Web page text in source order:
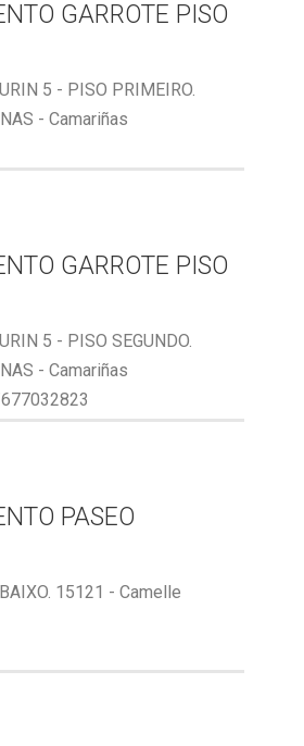
GARROTE PISO
5 - PISO PRIMEIRO.
- Camariñas
GARROTE PISO
5 - PISO SEGUNDO.
- Camariñas
PASEO
15121 - Camelle